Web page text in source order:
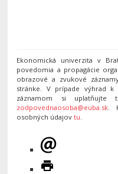
Ekonomická univerzita v
povedomia a propagácie
obrazové a zvukové
stránke. V prípade výhrad k
záznamom si uplatňujte
zodpovednaosoba@euba.sk .
osobných údajovtu